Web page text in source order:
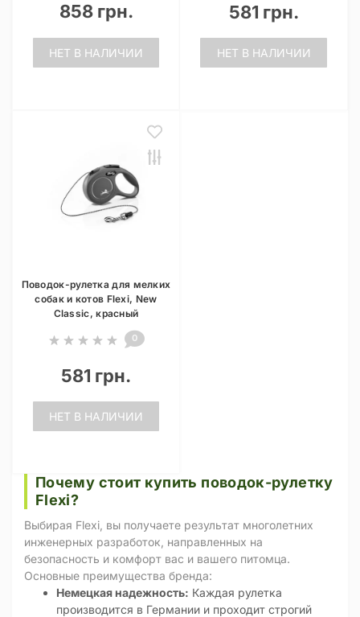
858 грн.
НЕТ В НАЛИЧИИ
581 грн.
НЕТ В НАЛИЧИИ
Поводок-рулетка для мелких
собак и котов Flexi, New
Classic, красный
0
581 грн.
НЕТ В НАЛИЧИИ
Почему стоит купить поводок-рулетку
Flexi?
Выбирая Flexi, вы получаете результат многолетних
инженерных разработок, направленных на
безопасность и комфорт вас и вашего питомца.
Основные преимущества бренда:
Немецкая надежность: Каждая рулетка
производится в Германии и проходит строгий